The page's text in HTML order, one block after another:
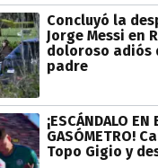
Concluyó la
Jorge Messi en
doloroso adiós
padre
¡ESCÁNDALO EN
GASÓMETRO!
Topo Gigio y